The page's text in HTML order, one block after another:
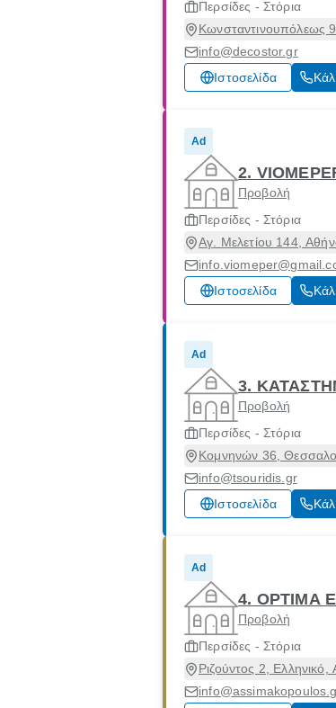
Περσίδες - Στόρια
Κωνσταντινουπόλεως
info@decostor.gr
Ιστοσελίδα
Ad
2.
Προβολή
Περσίδες - Στόρια
Αγ. Μελετίου 144,
Ιστοσελίδα
Ad
3.
Προβολή
Περσίδες - Στόρια
Κομνηνών 36,
info@tsouridis.gr
Ιστοσελίδα
Ad
4. OPTIMA
Προβολή
Περσίδες - Στόρια
Ριζούντος 2, Ελληνικό,